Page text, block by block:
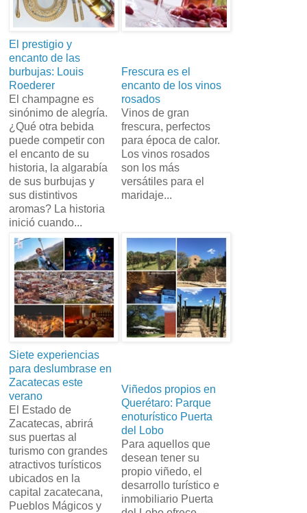
El prestigio y
encanto de las
burbujas: Louis
Roederer
El champagne es
sinónimo de alegría.
¿Qué otra bebida
puede competir con
el encanto de su
historia, la algarabía
de sus burbujas y
sus distintivos
aromas? La historia
inició cuando...
Frescura es el
encanto de los vinos
rosados
Vinos de gran
frescura, perfectos
para época de calor.
Los vinos rosados
son los más
versátiles para el
maridaje...
Siete experiencias
para deslumbrase en
Zacatecas este
verano
El Estado de
Zacatecas, abrirá
sus puertas al
turismo con grandes
atractivos turísticos
ubicados en la
capital zacatecana,
Pueblos Mágicos y
Viñedos propios en
Querétaro: Parque
enoturístico Puerta
del Lobo
Para aquellos que
desean tener su
propio viñedo, el
desarrollo turístico e
inmobiliario Puerta